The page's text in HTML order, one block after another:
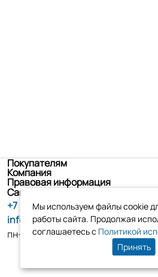
Покупателям
Компания
Правовая информация
Санкт-Петербург, ул. Новоселов
+7 (800) 555-86-90
info@tk-elko.ru
пн-пт, 10:00 - 18:00
Мы используем файлы cookie
работы сайта. Продолжая
соглашаетесь с Политикой
Принять